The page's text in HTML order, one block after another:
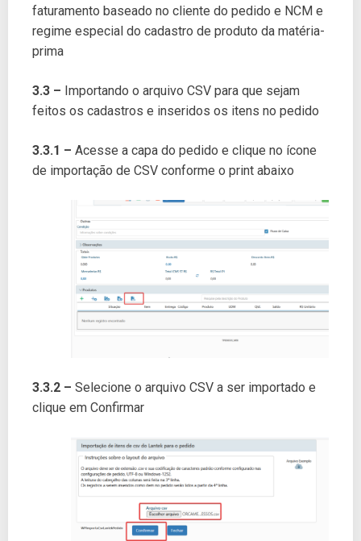
faturamento baseado no cliente do pedido e NCM e
regime especial do cadastro de produto da matéria-
prima
3.3 – Importando o arquivo CSV para que sejam
feitos os cadastros e inseridos os itens no pedido
3.3.1 – Acesse a capa do pedido e clique no ícone
de importação de CSV conforme o print abaixo
3.3.2 – Selecione o arquivo CSV a ser importado e
clique em Confirmar